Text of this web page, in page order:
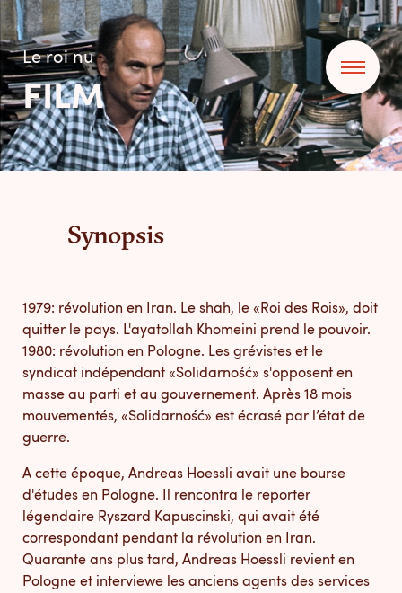
Le roi nu
FILM
Synopsis
1979: révolution en Iran. Le shah, le «Roi des Rois», doit
quitter le pays. L'ayatollah Khomeini prend le pouvoir.
1980: révolution en Pologne. Les grévistes et le
syndicat indépendant «Solidarność» s'opposent en
masse au parti et au gouvernement. Après 18 mois
mouvementés, «Solidarność» est écrasé par l’état de
guerre.
A cette époque, Andreas Hoessli avait une bourse
d'études en Pologne. Il rencontra le reporter
légendaire Ryszard Kapuscinski, qui avait été
correspondant pendant la révolution en Iran.
Quarante ans plus tard, Andreas Hoessli revient en
Pologne et interviewe les anciens agents des services